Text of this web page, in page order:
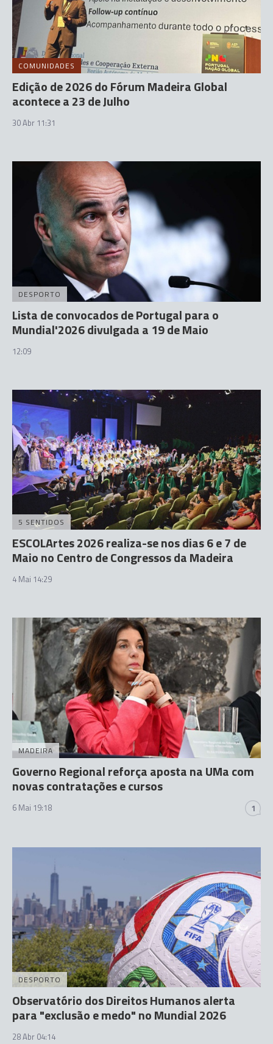
COMUNIDADES
Edição de 2026 do Fórum Madeira Global
acontece a 23 de Julho
30 Abr 11:31
DESPORTO
Lista de convocados de Portugal para o
Mundial'2026 divulgada a 19 de Maio
12:09
5 SENTIDOS
ESCOLArtes 2026 realiza-se nos dias 6 e 7 de
Maio no Centro de Congressos da Madeira
4 Mai 14:29
MADEIRA
Governo Regional reforça aposta na UMa com
novas contratações e cursos
6 Mai 19:18 1
DESPORTO
Observatório dos Direitos Humanos alerta
para "exclusão e medo" no Mundial 2026
28 Abr 04:14